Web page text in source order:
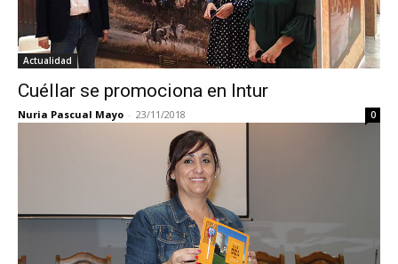
Actualidad
Cuéllar se promociona en Intur
Nuria Pascual Mayo - 23/11/2018 0